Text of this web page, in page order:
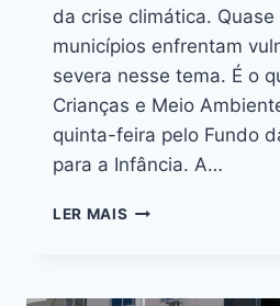
da crise climática.
municípios enfrentam
severa nesse tema. É o
Crianças e Meio
quinta-feira pelo Fundo
para a Infância. A…
LER MAIS